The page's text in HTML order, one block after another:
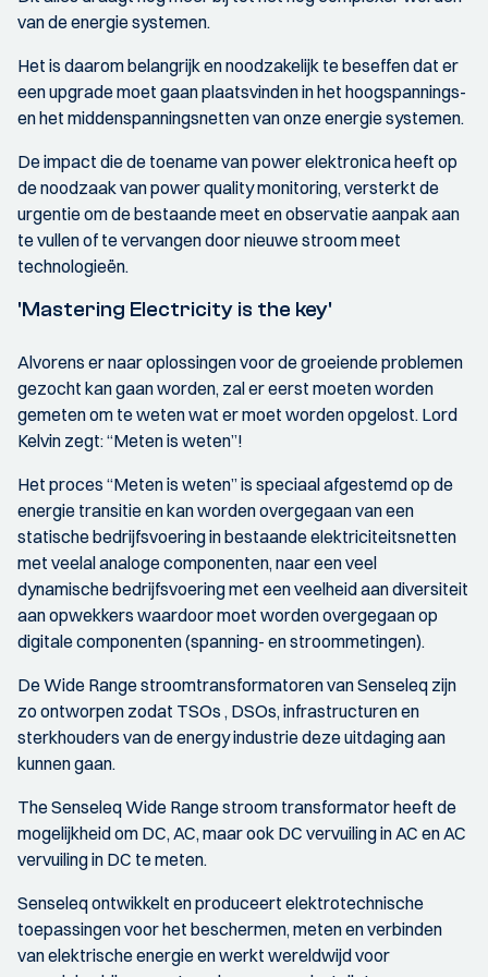
van de energie systemen.
Het is daarom belangrijk en noodzakelijk te beseffen dat er
een upgrade moet gaan plaatsvinden in het hoogspannings-
en het middenspanningsnetten van onze energie systemen.
De impact die de toename van power elektronica heeft op
de noodzaak van power quality monitoring, versterkt de
urgentie om de bestaande meet en observatie aanpak aan
te vullen of te vervangen door nieuwe stroom meet
technologieën.
'Mastering Electricity is the key'
Alvorens er naar oplossingen voor de groeiende problemen
gezocht kan gaan worden, zal er eerst moeten worden
gemeten om te weten wat er moet worden opgelost. Lord
Kelvin zegt: “Meten is weten”!
Het proces “Meten is weten” is speciaal afgestemd op de
energie transitie en kan worden overgegaan van een
statische bedrijfsvoering in bestaande elektriciteitsnetten
met veelal analoge componenten, naar een veel
dynamische bedrijfsvoering met een veelheid aan diversiteit
aan opwekkers waardoor moet worden overgegaan op
digitale componenten (spanning- en stroommetingen).
De Wide Range stroomtransformatoren van Senseleq zijn
zo ontworpen zodat TSOs , DSOs, infrastructuren en
sterkhouders van de energy industrie deze uitdaging aan
kunnen gaan.
The Senseleq Wide Range stroom transformator heeft de
mogelijkheid om DC, AC, maar ook DC vervuiling in AC en AC
vervuiling in DC te meten.
Senseleq ontwikkelt en produceert elektrotechnische
toepassingen voor het beschermen, meten en verbinden
van elektrische energie en werkt wereldwijd voor